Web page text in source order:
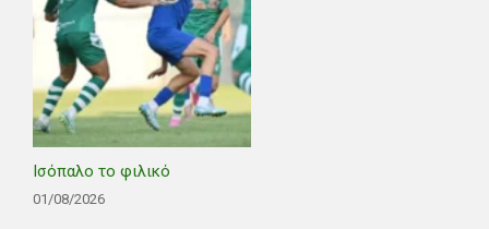
Ισόπαλο το φιλικό
01/08/2026